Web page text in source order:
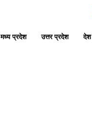
मध्य प्रदेश उत्तर प्रदेश देश